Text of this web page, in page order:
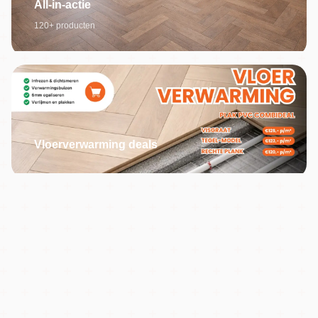
All-in-actie
120+ producten
Vloerverwarming deals